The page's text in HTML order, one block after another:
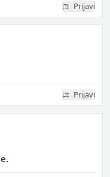
Prijavi
Prijavi